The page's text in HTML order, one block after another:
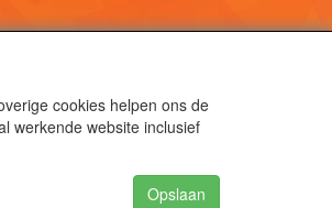
cookies helpen ons de
werkende website inclusief
Opslaan